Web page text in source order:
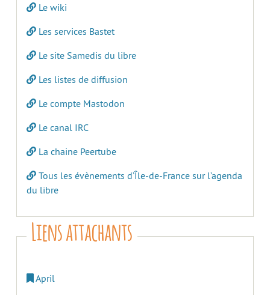
Le wiki
Les services Bastet
Le site Samedis du libre
Les listes de diffusion
Le compte Mastodon
Le canal IRC
La chaine Peertube
Tous les évènements d’Île-de-France sur l’agenda
du libre
Liens attachants
April